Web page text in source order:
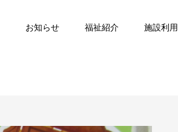
お知らせ 福祉紹介 施設利用